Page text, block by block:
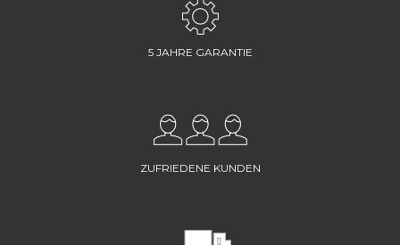
5 JAHRE GARANTIE
ZUFRIEDENE KUNDEN